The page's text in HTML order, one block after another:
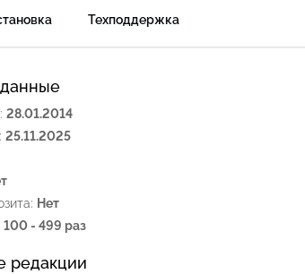
Техподдержка
28.01.2014
25.11.2025
Нет
100 - 499 раз
редакции